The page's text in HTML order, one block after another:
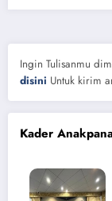
Ingin Tulisanmu
disini Untuk kirim
Kader